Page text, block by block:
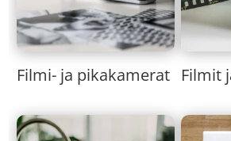
Filmi- ja pikakamerat Filmit